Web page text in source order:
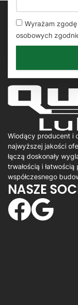
Wyrażam
osobowych
Wiodący producent i
najwyższej jakości
łączą doskonały
trwałością i
współczesnego
NASZE